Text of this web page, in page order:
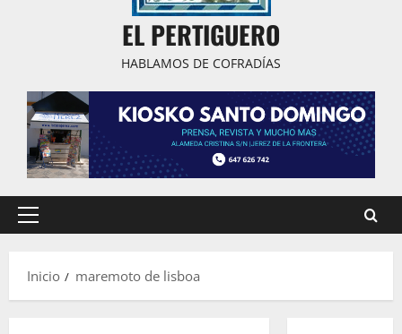
EL PERTIGUERO
HABLAMOS DE COFRADÍAS
Menú
Inicio
maremoto de lisboa